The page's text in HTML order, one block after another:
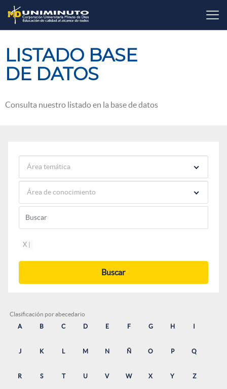
Pasar
contenido
principal
LISTADO BASE
DE DATOS
Consulta nuestro listado en la base de datos
Área temática
Área de conocimiento
Clasificación por abecedario
A
B C D E F G H I
J K L M N Ñ O P Q
R S T U V W X Y Z